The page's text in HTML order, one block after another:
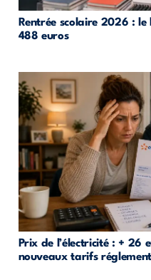
Rentrée scolaire 2026 :
488 euros
Prix de l’électricité : + 26
nouveaux tarifs